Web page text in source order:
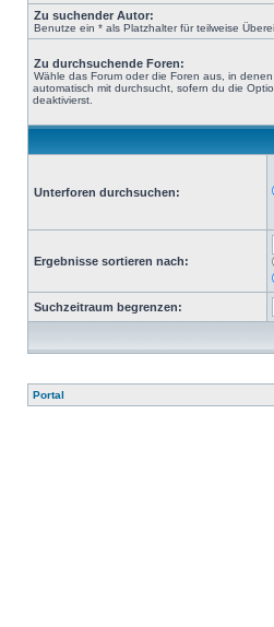
Zu suchender Autor:
Benutze ein * als Platzhalter für teilweise
Zu durchsuchende Foren:
Wähle das Forum oder die Foren aus, in
automatisch mit durchsucht, sofern du die
deaktivierst.
Unterforen durchsuchen:
Ergebnisse sortieren nach:
Suchzeitraum begrenzen:
Portal